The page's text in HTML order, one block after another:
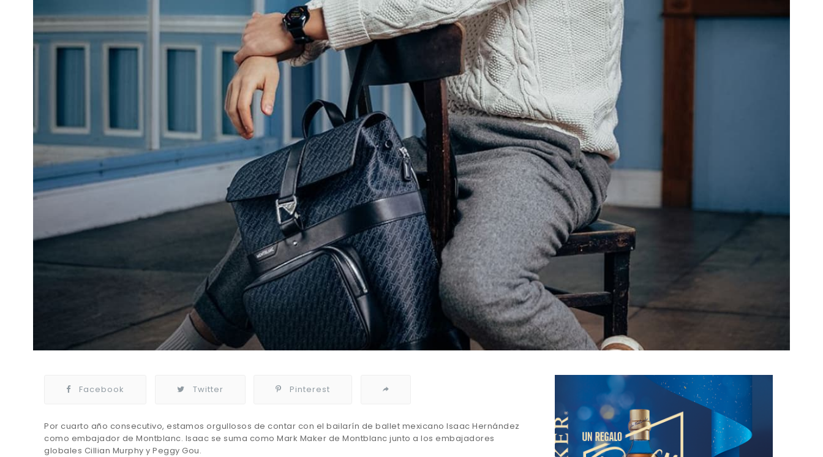
Facebook Twitter Pinterest
Por cuarto año consecutivo, estamos orgullosos de contar con el bailarín de ballet mexicano Isaac Hernández
como embajador de Montblanc. Isaac se suma como Mark Maker de Montblanc junto a los embajadores
globales Cillian Murphy y Peggy Gou.